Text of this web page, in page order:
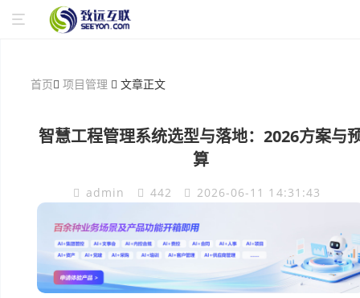
首页 项目管理 文章正文
智慧工程管理系统选型与落地：2026方案与
算
admin 442 2026-06-11 14:31:43